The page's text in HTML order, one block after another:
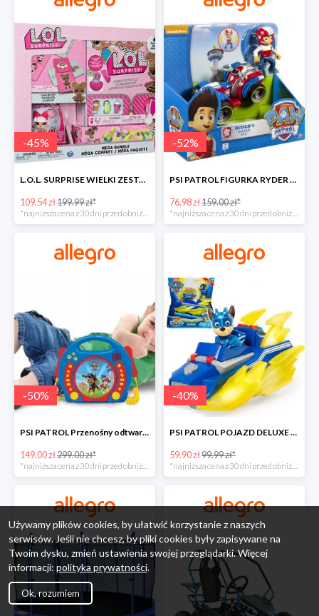
-45%
L.O.L. SURPRISE WIELKI ZESTAW NIESPODZIANKA 4 GRY -45%
109.54 zł199.99 zł*
-52%
PSI PATROL FIGURKA RYDER + QUAD POJAZD RATUNKOWY -51%
76.98 zł159.00 zł*
-50%
PSI PATROL Przenośny odtwarzacz CD Karaoke PAW -50%
149.00 zł299.00 zł*
*najniższa cena z 30 dni przed obniżką
-40%
PSI PATROL POJAZD DELUXE FIGURKA CHASE MIGHTY PUPS -40%
59.90 zł99.99 zł*
*najniższa cena z 30 dni przed obniżką
Używamy plików cookies, by ułatwić korzystanie z naszych
serwisów. Jeśli nie chcesz, by pliki cookies były zapisywane na
Twoim dysku, zmień ustawienia swojej przeglądarki. Więcej
informacji: polityka prywatności.
Ok, rozumiem